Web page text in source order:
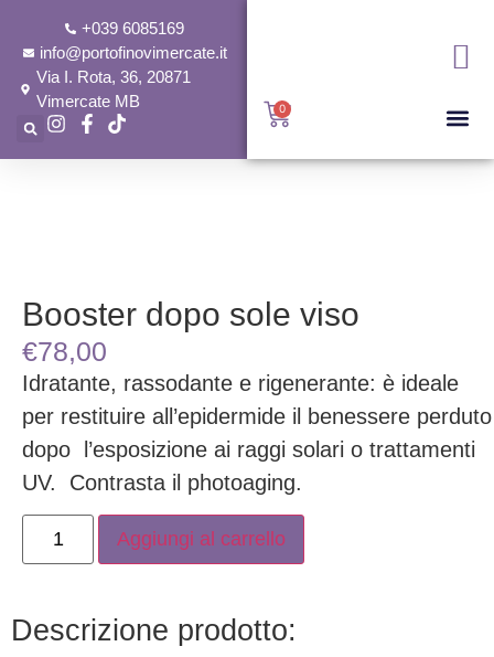
+039 6085169
info@portofinovimercate.it
Via I. Rota, 36, 20871
Vimercate MB
0
Booster dopo sole viso
€78,00
Idratante, rassodante e rigenerante: è ideale
per restituire all’epidermide il benessere perduto
dopo l’esposizione ai raggi solari o trattamenti
UV. Contrasta il photoaging.
Aggiungi al carrello
Descrizione prodotto: